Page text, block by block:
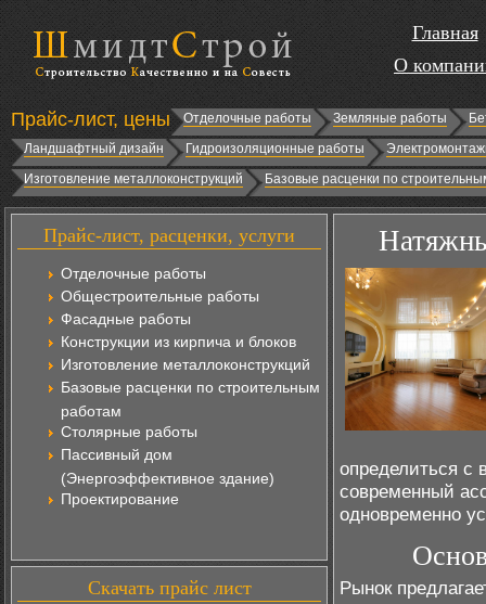
Главная
О
Прайс-лист, цены Отделочные работы Земляные работы
Ландшафтный дизайн
Гидроизоляционные работы
Изготовление металлоконструкций
Базовые расценки по
Прайс-лист, расценки, услуги
Отделочные работы
Общестроительные работы
Фасадные работы
Конструкции из кирпича и блоков
Изготовление металлоконструкций
Базовые расценки по строительным
работам
Столярные работы
Пассивный дом
(Энергоэффективное здание)
Проектирование
Скачать прайс лист
определиться с
современный
одновременно
Рынок